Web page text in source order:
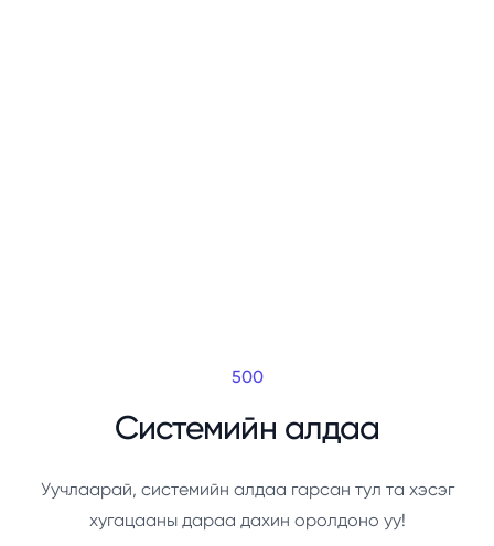
500
Системийн алдаа
Уучлаарай, системийн алдаа гарсан тул та хэсэг
хугацааны дараа дахин оролдоно уу!